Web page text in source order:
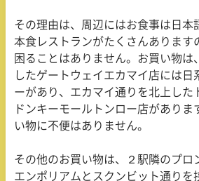
その理由は、周辺にはお食事は日本
本食レストランがたくさんあります
困ることはありません。お買い物は
したゲートウェイエカマイ店には日
ーがあり、エカマイ通りを北上した
ドンキーモールトンロー店がありま
い物に不便はありません。
その他のお買い物は、２駅隣のプロ
エンポリアムとスクンビット通りを